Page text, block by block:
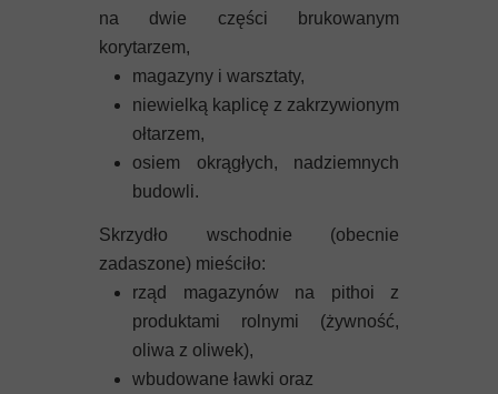
na dwie części brukowanym
korytarzem,
magazyny i warsztaty,
niewielką kaplicę z zakrzywionym
ołtarzem,
osiem okrągłych, nadziemnych
budowli.
Skrzydło wschodnie (obecnie
zadaszone) mieściło:
rząd magazynów na pithoi z
produktami rolnymi (żywność,
oliwa z oliwek),
wbudowane ławki oraz